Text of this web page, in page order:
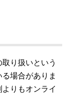
り扱いという
場合がありま
りもオンライ